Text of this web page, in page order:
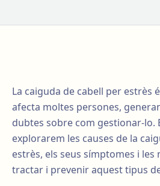
La caiguda de cabell per estrès
afecta moltes persones,
dubtes sobre com gestionar-lo.
explorarem les causes de la
estrès, els seus símptomes i
tractar i prevenir aquest tipus de